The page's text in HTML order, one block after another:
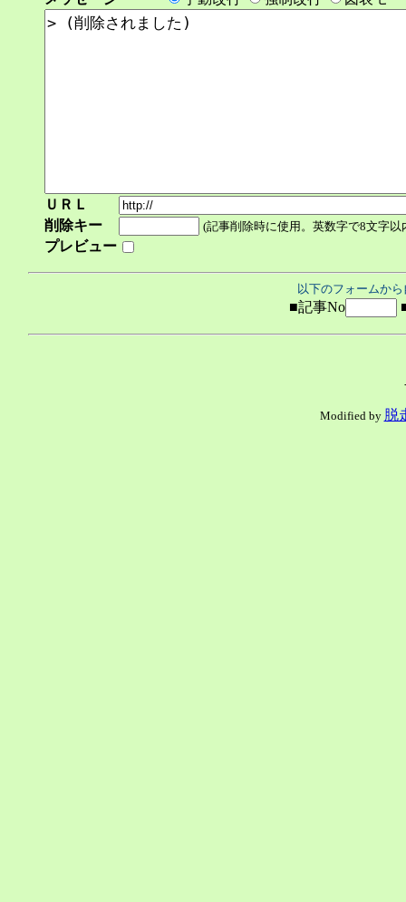
ＵＲＬ
削除キー
(記事削除時に使用。英数字で8文字以
プレビュー
以下のフォームか
■記事No
Modified by 脱